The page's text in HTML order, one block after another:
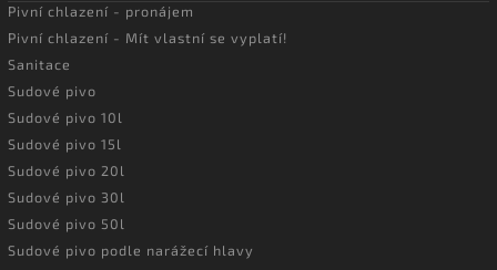
Pivní chlazení - pronájem
Pivní chlazení - Mít vlastní se vyplatí!
Sanitace
Sudové pivo
Sudové pivo 10l
Sudové pivo 15l
Sudové pivo 20l
Sudové pivo 30l
Sudové pivo 50l
Sudové pivo podle narážecí hlavy